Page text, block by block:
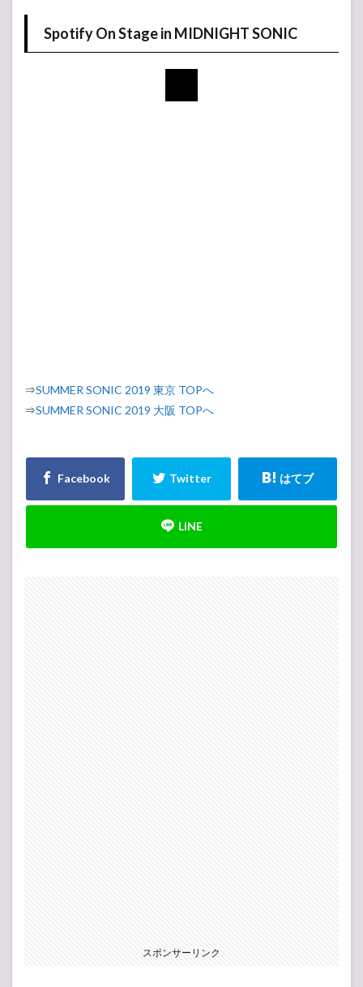
Spotify On Stage in MIDNIGHT SONIC
⇒SUMMER SONIC 2019 東京 TOPへ
⇒SUMMER SONIC 2019 大阪 TOPへ
スポンサーリンク